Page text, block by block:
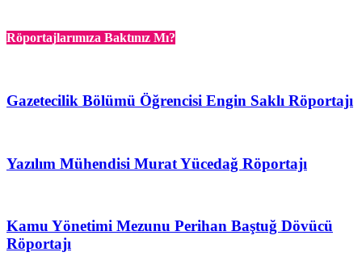
Röportajlarımıza Baktınız Mı?
Gazetecilik Bölümü Öğrencisi Engin Saklı Röportajı
Yazılım Mühendisi Murat Yücedağ Röportajı
Kamu Yönetimi Mezunu Perihan Baştuğ Dövücü
Röportajı